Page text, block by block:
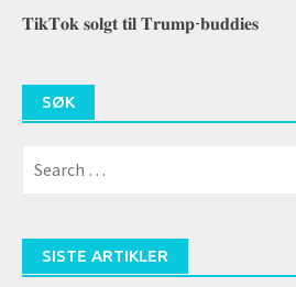
𝐓𝐢𝐤𝐓𝐨𝐤 𝐬𝐨𝐥𝐠𝐭 𝐭𝐢𝐥 𝐓𝐫𝐮𝐦𝐩-𝐛𝐮𝐝𝐝𝐢𝐞𝐬
SØK
for:
SISTE ARTIKLER